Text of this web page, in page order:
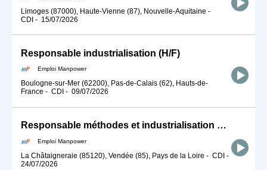
Limoges (87000), Haute-Vienne (87), Nouvelle-Aquitaine -
CDI - 15/07/2026
Responsable industrialisation (H/F)
Emploi Manpower
Boulogne-sur-Mer (62200), Pas-de-Calais (62), Hauts-de-
France - CDI - 09/07/2026
Responsable méthodes et industrialisation en CDI (H/F)
Emploi Manpower
La Châtaigneraie (85120), Vendée (85), Pays de la Loire - CDI -
24/07/2026